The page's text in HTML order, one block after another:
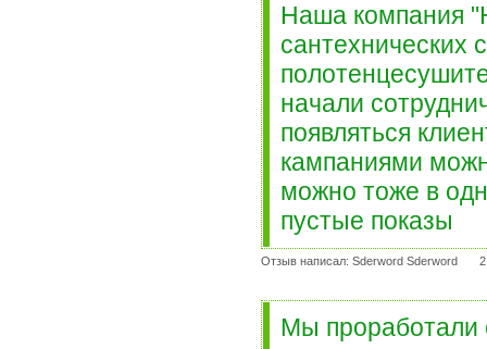
Наша компания
сантехнических
начали
появляться
кампаниями
можно тоже в
пустые показы
Отзыв написал: Sderword Sderword
Мы проработали